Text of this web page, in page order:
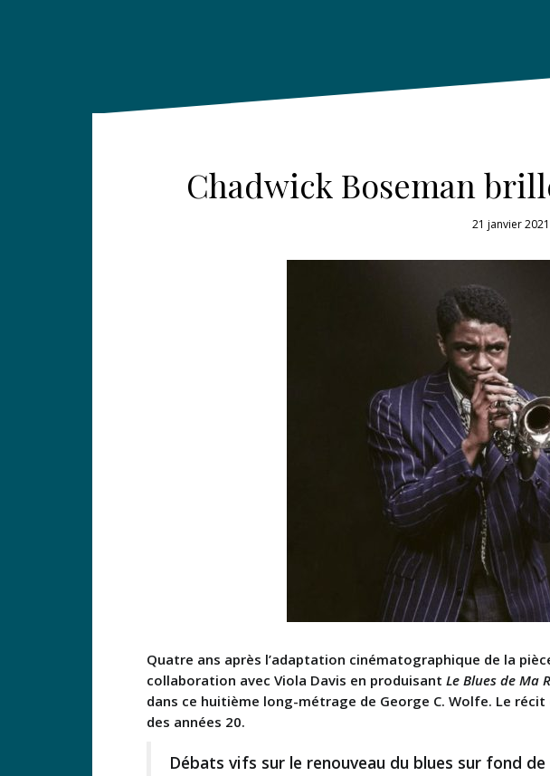
Chadwick Boseman
21 janvier 2021
Quatre ans après l’adaptation cinématographique de la
collaboration avec Viola Davis en produisant Le Blues de Ma
dans ce huitième long-métrage de George C. Wolfe. Le
des années 20.
Débats vifs sur le renouveau du blues sur fond